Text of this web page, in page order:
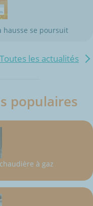
hausse se poursuit
Toutes les actualités
populaires
à gaz